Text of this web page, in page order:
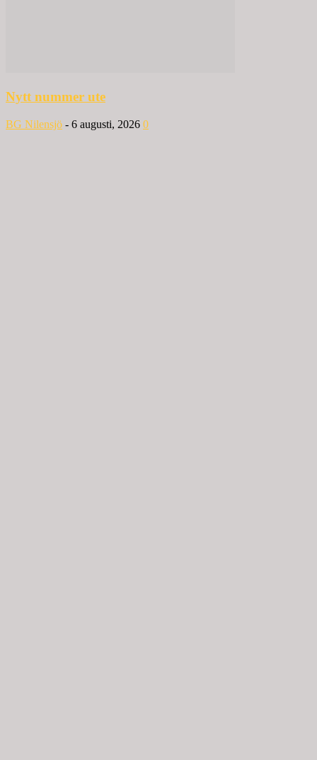
Nytt nummer ute
BG Nilensjö - 6 augusti, 2026 0